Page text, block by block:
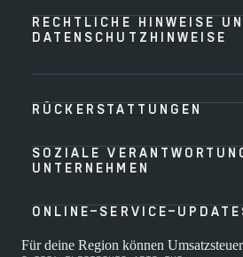
RECHTLICHE HINWEISE
DATENSCHUTZHINWEISE
RÜCKERSTATTUNGEN
SOZIALE
UNTERNEHMEN
ONLINE-SERVICE-
Für deine Region können